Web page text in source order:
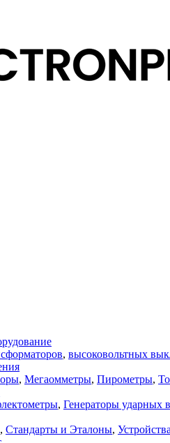
, высоковольтных
, Мегаомметры, Пирометры,
, Генераторы ударных
, Стандарты и Эталоны,